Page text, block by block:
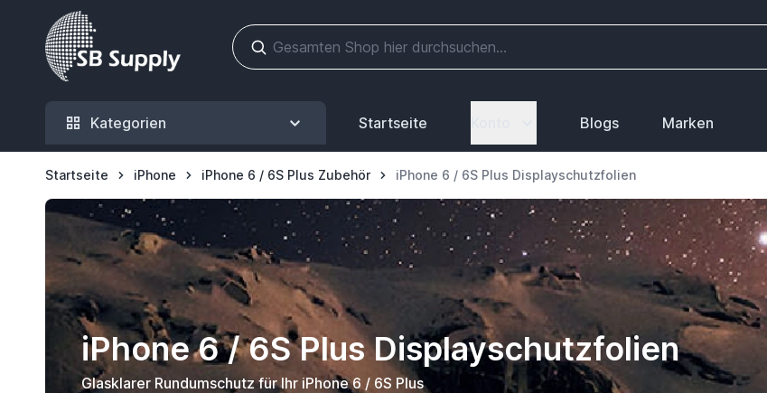
Zum Inhalt springen
Kategorien Startseite Blogs Marken
Startseite iPhone iPhone 6 / 6S Plus Zubehör iPhone 6 / 6S Plus Displayschutzfolien
iPhone 6 / 6S Plus Displayschutzfolien
Glasklarer Rundumschutz für Ihr iPhone 6 / 6S Plus